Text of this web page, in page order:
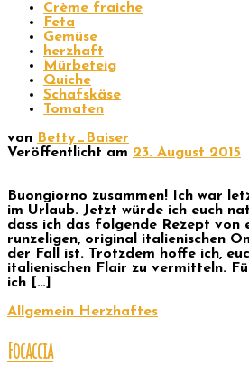
Crème fraiche
Feta
Gemüse
herzhaft
Mürbeteig
Quiche
Schafskäse
Tomaten
von Betty_Baiser
Veröffentlicht am 23. August 2015
Buongiorno zusammen! Ich war
im Urlaub. Jetzt würde ich euch
dass ich das folgende Rezept von
runzeligen, original italienischen
der Fall ist. Trotzdem hoffe ich,
italienischen Flair zu vermitteln.
ich […]
Allgemein Herzhaftes
Focaccia